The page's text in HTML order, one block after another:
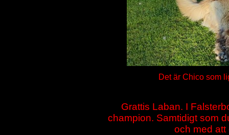
Det är Chico som
Grattis Laban. I
champion. Samtidigt som
och med att